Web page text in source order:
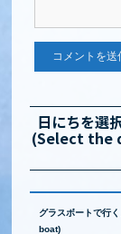
日にちを選
(Select the
グラスボートで行
boat)